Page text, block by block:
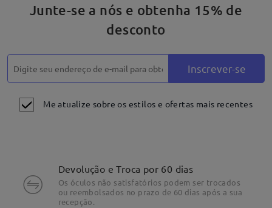
Junte-se a nós e obtenha 15% de
desconto
Inscrever-se
Me atualize sobre os estilos e ofertas mais recentes
Devolução e Troca por 60 dias
Os óculos não satisfatórios podem ser trocados
ou reembolsados no prazo de 60 dias após a sua
recepção.